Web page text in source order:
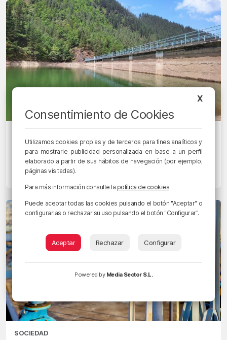
Las lluvias incrementan hasta el 87%
el nivel de los embalses
24/05/2024 • 07:11 • RADIO POPULAR - HERRI IRRATIA
SOCIEDAD
X
Consentimiento de Cookies
Utilizamos cookies propias y de terceros para fines analíticos y
para mostrarle publicidad personalizada en base a un perfil
elaborado a partir de sus hábitos de navegación (por ejemplo,
páginas visitadas).
Para más información consulte la política de cookies.
Puede aceptar todas las cookies pulsando el botón "Aceptar" o
configurarlas o rechazar su uso pulsando el botón "Configurar".
Aceptar Rechazar Configurar
Powered by Media Sector S.L.